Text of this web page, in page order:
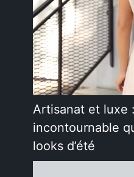
Artisanat et luxe
incontournable
looks d’été